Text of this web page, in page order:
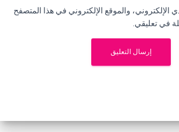
والموقع الإلكتروني في هذا المتصفح
في تعليقي.